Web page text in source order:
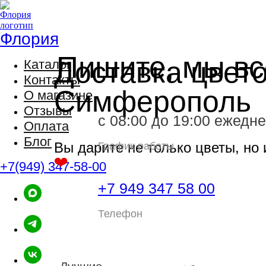
Флория
Каталог
Контакты
О магазине
Отзывы
Оплата
Блог
+7(949) 347-58-00
Доставка
Симферополь
Вы дарите не только цветы, но
❤️️
с 08:00 до 19:00
График работы
+7 949 347 58 00
Телефон
Пишите, мы